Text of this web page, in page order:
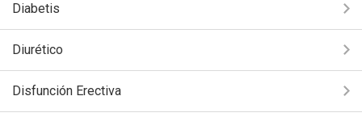
Diabetis
Diurético
Disfunción Erectiva